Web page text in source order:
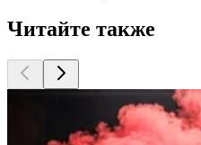
Читайте также